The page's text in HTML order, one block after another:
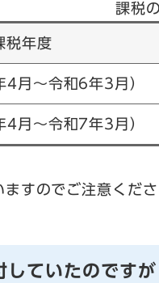
課税
税年度
月～令和6年3月）
月～令和7年3月）
ますのでご注意くだ
していたのですが